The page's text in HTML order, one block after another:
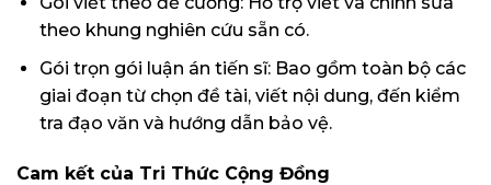
theo khung nghiên cứu sẵn có.
Gói trọn gói luận án tiến sĩ: Bao gồm toàn bộ các
giai đoạn từ chọn đề tài, viết nội dung, đến kiểm
tra đạo văn và hướng dẫn bảo vệ.
Cam kết của Tri Thức Cộng Đồng